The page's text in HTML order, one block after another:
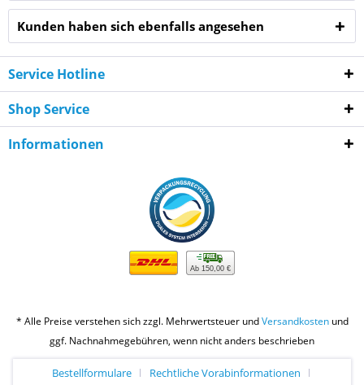
Kunden haben sich ebenfalls angesehen
Service Hotline
Shop Service
Informationen
Ab 150,00 €
* Alle Preise verstehen sich zzgl. Mehrwertsteuer undVersandkostenund
ggf. Nachnahmegebühren, wenn nicht anders beschrieben
Bestellformulare Rechtliche Vorabinformationen